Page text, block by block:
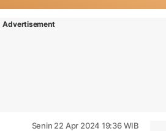
Advertisement
Senin 22 Apr 2024 19:36 WIB